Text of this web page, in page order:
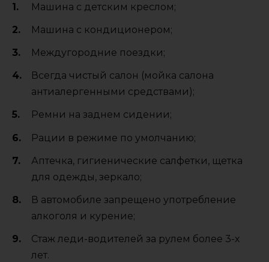
Машина с детским креслом;
Машина с кондиционером;
Междугородние поездки;
Всегда чистый салон (мойка салона
антиалергенными средствами);
Ремни на заднем сидении;
Рации в режиме по умолчанию;
Аптечка, гигиенические салфетки, щетка
для одежды, зеркало;
В автомобиле запрещено употребление
алкоголя и курение;
Стаж леди-водителей за рулем более 3-х
лет.